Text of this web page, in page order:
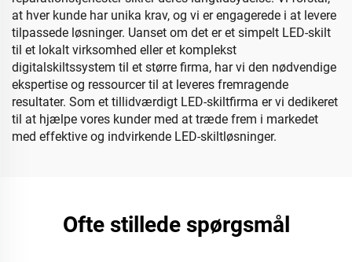
at hver kunde har unika krav, og vi er engagerede i at levere
tilpassede løsninger. Uanset om det er et simpelt LED-skilt
til et lokalt virksomhed eller et komplekst
digitalskiltssystem til et større firma, har vi den nødvendige
ekspertise og ressourcer til at leveres fremragende
resultater. Som et tillidværdigt LED-skiltfirma er vi dedikeret
til at hjælpe vores kunder med at træde frem i markedet
med effektive og indvirkende LED-skiltløsninger.
Ofte stillede spørgsmål